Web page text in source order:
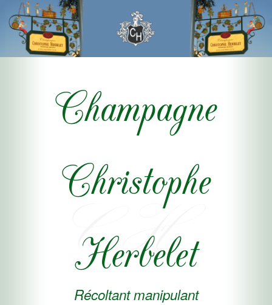
Champagne
Christophe
Herbelet
Récoltant manipulant